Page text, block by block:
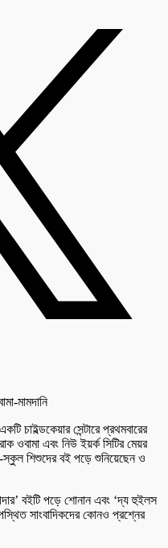
চাইল্ডকেয়ার সেন্টারে প্রথমবারের
ওবামা এবং নিউ ইয়র্ক সিটির মেয়র
স্কুল শিশুদের বই পড়ে শুনিয়েছেন ও
বইটি পড়ে শোনান এবং ‘দ্য হুইলস
সাংবাদিকদের কোনও প্রশ্নের